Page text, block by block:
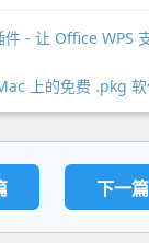
- 让 Office WPS
上的免费 .pkg
下一篇